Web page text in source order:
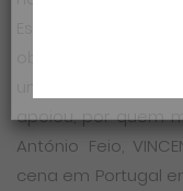
Este é o início de
apoiou, por quem
António Feio,
cena em Portugal